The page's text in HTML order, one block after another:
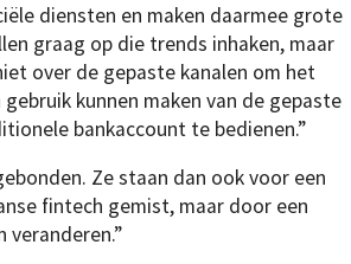
diensten en maken daarmee grote
graag op die trends inhaken, maar
over de gepaste kanalen om het
kunnen maken van de gepaste
bankaccount te bedienen.”
Ze staan dan ook voor een
fintech gemist, maar door een